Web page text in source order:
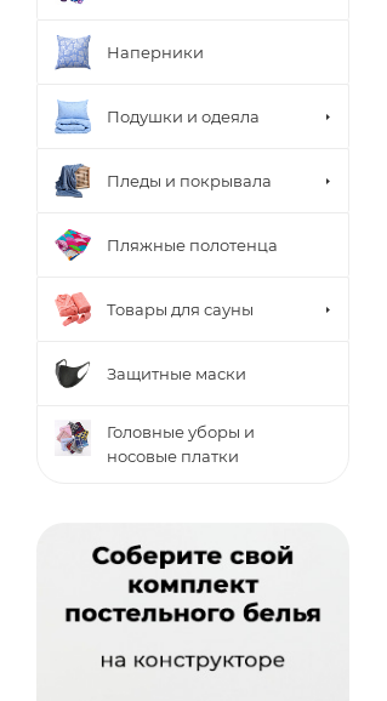
Наперники
Подушки и одеяла
Пледы и покрывала
Пляжные полотенца
Товары для сауны
Защитные маски
Головные уборы и
носовые платки